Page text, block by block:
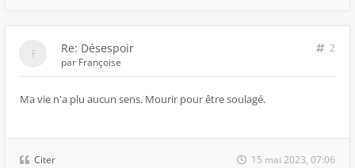
Re: Désespoir
2
par Françoise
Ma vie n'a plu aucun sens. Mourir pour être soulagé.
Citer 15 mai 2023, 07:06